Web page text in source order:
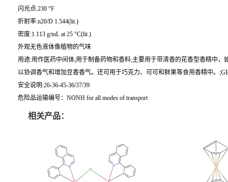
闪光点:230 °F
折射率:n20/D 1.544(lit.)
密度:1.113 g/mL at 25 °C(lit.)
外观无色液体像植物的气味
用途:用作医药中间体;用于制备药物和香料;主要用于带清香的花香型香精中
以协调香气和增加豆香香气。还可用于巧克力、可可和鲜果等食用香精中。
安全说明:26-36-45-36/37/39
危险品运输编号：NONH for all modes of transport
相关产品：